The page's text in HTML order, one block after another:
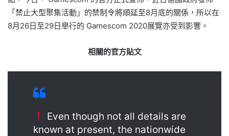
「禁止大型聚集活動」的禁制令將順延至8月底的關係，所以在
8月26日至29日舉行的 Gamescom 2020展覽亦受到影響。
相關的官方貼文
Even though not all details are
known at present, the nationwide